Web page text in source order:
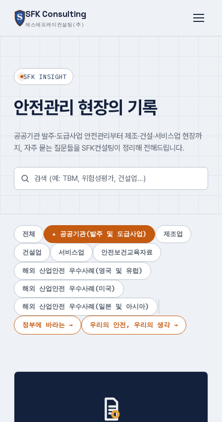
SFK Consulting
에스에프케이컨설팅(주)
SFK INSIGHT
안전관리 현장의 기록
공공기관 발주·도급사업 안전관리부터 제조·건설·서비스업 현장까
지, 자주 묻는 질문들을 SFK컨설팅이 정리해 전해드립니다.
전체 ★ 공공기관(발주 및 도급사업) 제조업
건설업 서비스업 안전보건교육자료
해외 산업안전 우수사례(영국 및 유럽)
해외 산업안전 우수사례(미국)
해외 산업안전 우수사례(일본 및 아시아)
정부에 바라는 → 우리의 안전, 우리의 생각 →